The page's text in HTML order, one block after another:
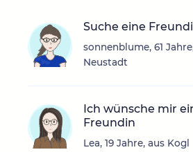
Suche eine
sonnenblume, 61
Neustadt
Ich wünsche mir
Freundin
Lea, 19 Jahre, aus Kogl